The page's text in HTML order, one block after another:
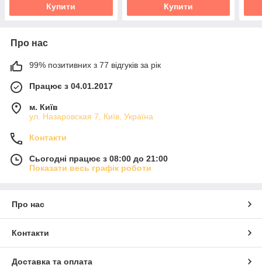
Купити Купити
Про нас
99% позитивних з 77 відгуків за рік
Працює з 04.01.2017
м. Київ
ул. Назаровская 7, Київ, Україна
Контакти
Сьогодні працює з 08:00 до 21:00
Показати весь графік роботи
Про нас
Контакти
Доставка та оплата